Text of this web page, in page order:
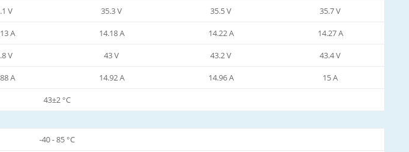
V 35.3 V 35.5 V 35.7 V
A 14.18 A 14.22 A 14.27 A
V 43 V 43.2 V 43.4 V
A 14.92 A 14.96 A 15 A
43±2 °C
-40 - 85 °C